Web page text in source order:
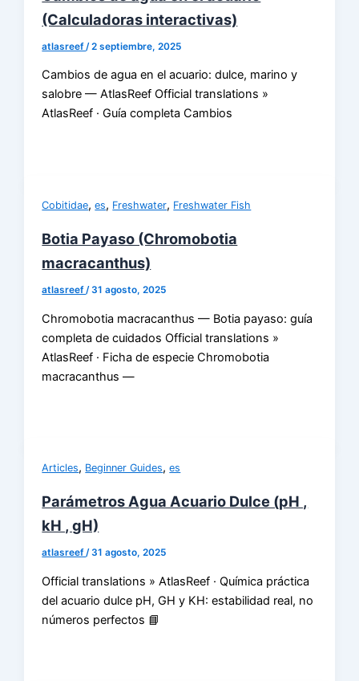
(Calculadoras interactivas)
atlasreef /2 septiembre, 2025
Cambios de agua en el acuario: dulce, marino y
salobre — AtlasReef Official translations »
AtlasReef · Guía completa Cambios
Cobitidae,es, Freshwater, Freshwater Fish
Botia Payaso (Chromobotia
macracanthus)
atlasreef/31 agosto, 2025
Chromobotia macracanthus — Botia payaso: guía
completa de cuidados Official translations »
AtlasReef · Ficha de especie Chromobotia
macracanthus —
Articles, Beginner Guides,es
Parámetros Agua Acuario Dulce (pH ,
kH , gH)
atlasreef/31 agosto, 2025
Official translations » AtlasReef · Química práctica
del acuario dulce pH, GH y KH: estabilidad real, no
números perfectos 📘